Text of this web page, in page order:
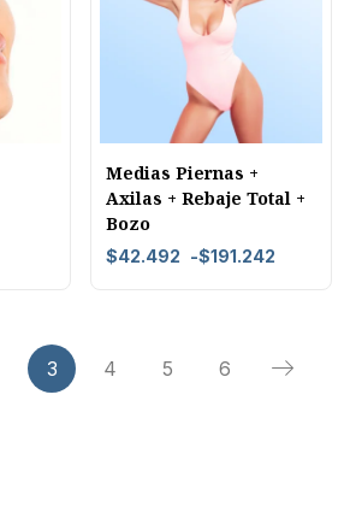
Medias Piernas +
Axilas + Rebaje Total +
Bozo
$42.492 -$191.242
3 4 5 6